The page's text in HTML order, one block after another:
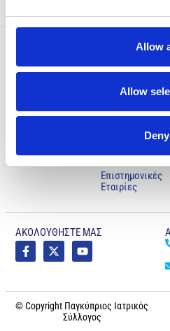
Allow
Allow
Deny
Ο ΣΥΛΛΟΓΟΣ
Ιστορία
Χαιρετισμός
Προέδρου
Επιτροπές
Επιστημονικές
Εταιρίες
ΑΚΟΛΟΥΘΗΣΤΕ ΜΑΣ
© Copyright Παγκύπριος Ιατρικός
Σύλλογος